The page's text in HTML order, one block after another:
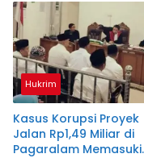
Hukrim
Kasus Korupsi Proyek
Jalan Rp1,49 Miliar di
Pagaralam Memasuki